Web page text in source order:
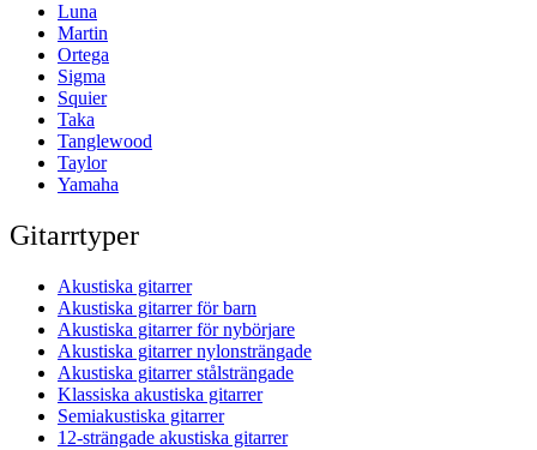
Luna
Martin
Ortega
Sigma
Squier
Taka
Tanglewood
Taylor
Yamaha
Gitarrtyper
Akustiska gitarrer
Akustiska gitarrer för barn
Akustiska gitarrer för nybörjare
Akustiska gitarrer nylonsträngade
Akustiska gitarrer stålsträngade
Klassiska akustiska gitarrer
Semiakustiska gitarrer
12-strängade akustiska gitarrer